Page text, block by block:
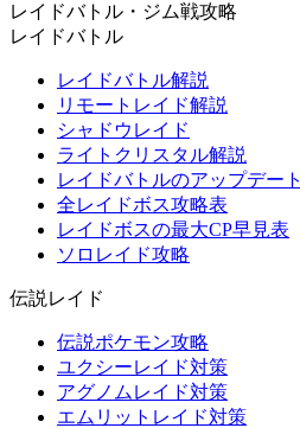
レイドバトル・ジム戦攻略
レイドバトル
レイドバトル解説
リモートレイド解説
シャドウレイド
ライトクリスタル解説
レイドバトルのアップデート
全レイドボス攻略表
レイドボスの最大CP早見表
ソロレイド攻略
伝説レイド
伝説ポケモン攻略
ユクシーレイド対策
アグノムレイド対策
エムリットレイド対策